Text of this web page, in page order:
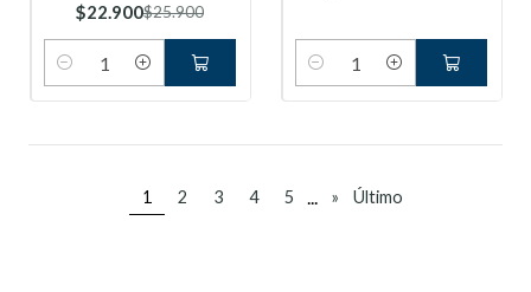
$22.900$25.900
Cantidad Cantidad
1 2 3 4 5 ... » Último